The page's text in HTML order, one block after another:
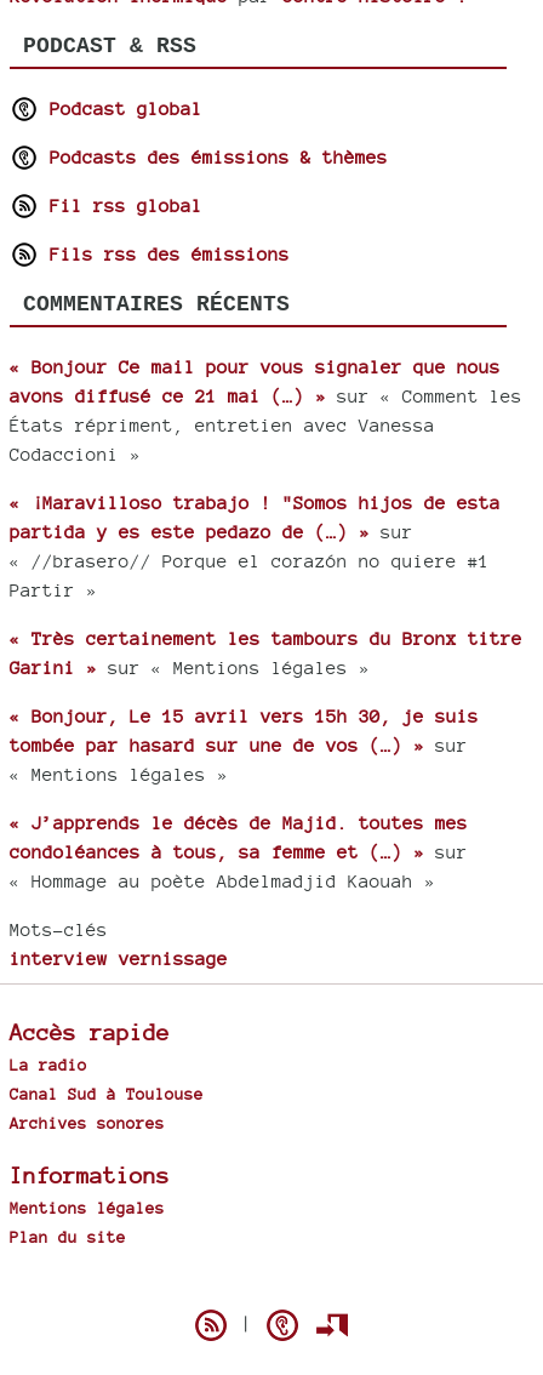
PODCAST & RSS
Podcast global
Podcasts des émissions & thèmes
Fil rss global
Fils rss des émissions
COMMENTAIRES RÉCENTS
« Bonjour Ce mail pour vous signaler que nous
avons diffusé ce 21 mai (…) » sur « Comment les
États répriment, entretien avec Vanessa
Codaccioni »
« ¡Maravilloso trabajo ! "Somos hijos de esta
partida y es este pedazo de (…) » sur
« //brasero// Porque el corazón no quiere #1
Partir »
« Très certainement les tambours du Bronx titre
Garini » sur « Mentions légales »
« Bonjour, Le 15 avril vers 15h 30, je suis
tombée par hasard sur une de vos (…) » sur
« Mentions légales »
« J’apprends le décès de Majid. toutes mes
condoléances à tous, sa femme et (…) » sur
« Hommage au poète Abdelmadjid Kaouah »
Mots-clés
interview vernissage
Accès rapide
La radio
Canal Sud à Toulouse
Archives sonores
Informations
Mentions légales
Plan du site
|